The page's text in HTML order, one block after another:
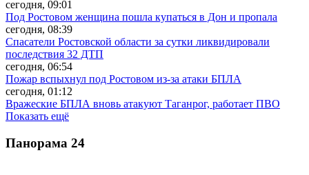
сегодня, 09:01
Под Ростовом женщина пошла купаться в Дон и пропала
сегодня, 08:39
Спасатели Ростовской области за сутки ликвидировали
последствия 32 ДТП
сегодня, 06:54
Пожар вспыхнул под Ростовом из-за атаки БПЛА
сегодня, 01:12
Вражеские БПЛА вновь атакуют Таганрог, работает ПВО
Показать ещё
Панорама 24